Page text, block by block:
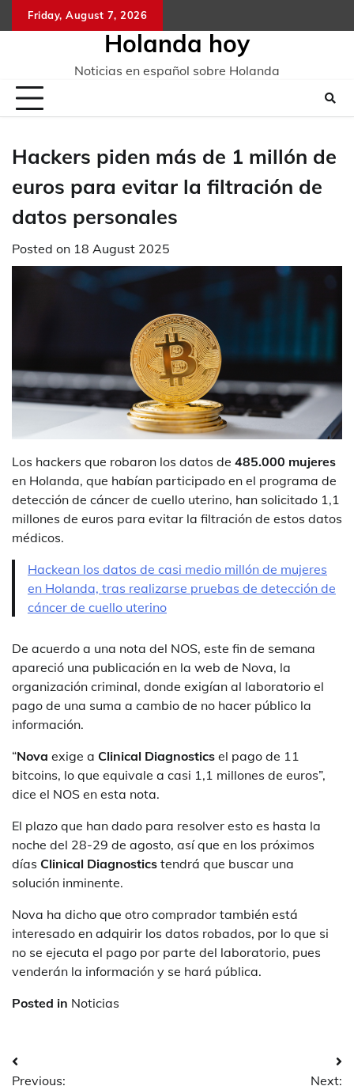
to
Friday, August 7, 2026
Holanda hoy
Noticias en español sobre Holanda
Hackers piden más de 1 millón de
euros para evitar la filtración de
datos personales
Posted on 18 August 2025
Los hackers que robaron los datos de 485.000 mujeres
en Holanda, que habían participado en el programa de
detección de cáncer de cuello uterino, han solicitado 1,1
millones de euros para evitar la filtración de estos datos
médicos.
Hackean los datos de casi medio millón de mujeres
en Holanda, tras realizarse pruebas de detección de
cáncer de cuello uterino
De acuerdo a una nota del NOS, este fin de semana
apareció una publicación en la web de Nova, la
organización criminal, donde exigían al laboratorio el
pago de una suma a cambio de no hacer público la
información.
“Nova exige a Clinical Diagnostics el pago de 11
bitcoins, lo que equivale a casi 1,1 millones de euros”,
dice el NOS en esta nota.
El plazo que han dado para resolver esto es hasta la
noche del 28-29 de agosto, así que en los próximos
días Clinical Diagnostics tendrá que buscar una
solución inminente.
Nova ha dicho que otro comprador también está
interesado en adquirir los datos robados, por lo que si
no se ejecuta el pago por parte del laboratorio, pues
venderán la información y se hará pública.
Posted in Noticias
Post
Previous:
Next: